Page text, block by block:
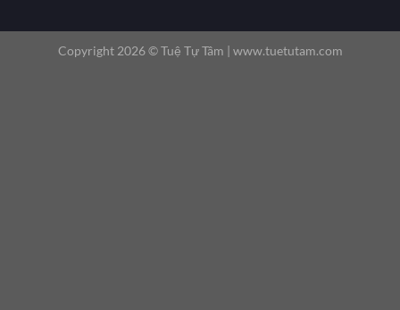
Copyright 2026 ©Tuệ Tự Tâm | www.tuetutam.com